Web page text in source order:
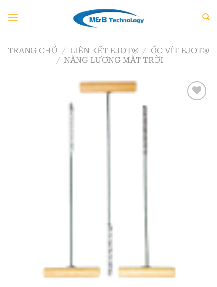
đến
TRANG CHỦ / LIÊN KẾT EJOT® / ỐC VÍT EJOT®
/ NĂNG LƯỢNG MẶT TRỜI